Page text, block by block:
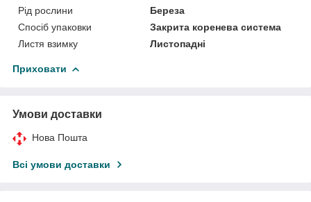
Рід рослини
Береза
Спосіб упаковки
Закрита коренева система
Листя взимку
Листопадні
Приховати
Умови доставки
Нова Пошта
Всі умови доставки